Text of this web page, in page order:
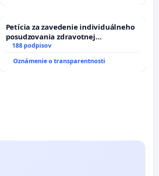
Petícia za zavedenie individuálneho
posudzovania zdravotnej
spôsobilosti osôb s diabetom 1. a 2.
zboru SR
188 podpisov
Oznámenie o transparentnosti